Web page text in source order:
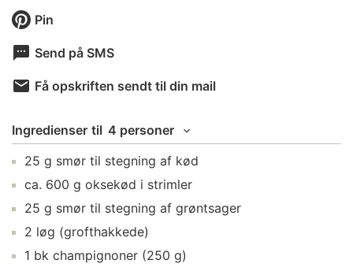
Pin
Send på SMS
Få opskriften sendt til din mail
Ingredienser til 4 personer
25 g smør til stegning af kød
ca. 600 g oksekød i strimler
25 g smør til stegning af grøntsager
2 løg (grofthakkede)
1 bk champignoner (250 g)